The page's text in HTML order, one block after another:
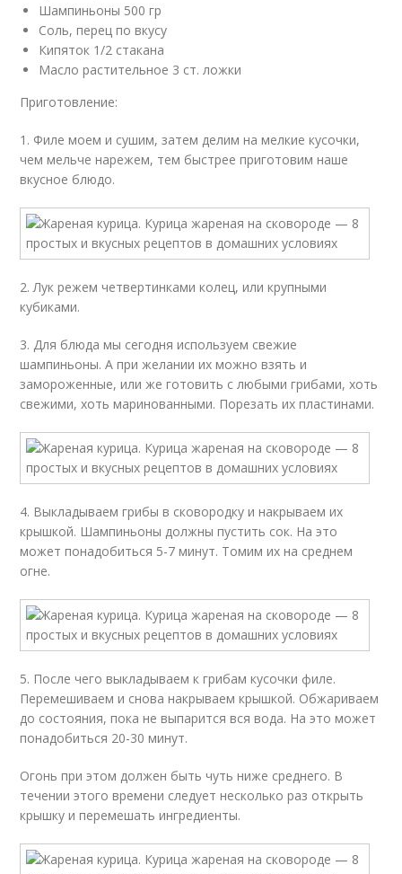
Шампиньоны 500 гр
Соль, перец по вкусу
Кипяток 1/2 стакана
Масло растительное 3 ст. ложки
Приготовление:
1. Филе моем и сушим, затем делим на мелкие кусочки,
чем мельче нарежем, тем быстрее приготовим наше
вкусное блюдо.
2. Лук режем четвертинками колец, или крупными
кубиками.
3. Для блюда мы сегодня используем свежие
шампиньоны. А при желании их можно взять и
замороженные, или же готовить с любыми грибами, хоть
свежими, хоть маринованными. Порезать их пластинами.
4. Выкладываем грибы в сковородку и накрываем их
крышкой. Шампиньоны должны пустить сок. На это
может понадобиться 5-7 минут. Томим их на среднем
огне.
5. После чего выкладываем к грибам кусочки филе.
Перемешиваем и снова накрываем крышкой. Обжариваем
до состояния, пока не выпарится вся вода. На это может
понадобиться 20-30 минут.
Огонь при этом должен быть чуть ниже среднего. В
течении этого времени следует несколько раз открыть
крышку и перемешать ингредиенты.